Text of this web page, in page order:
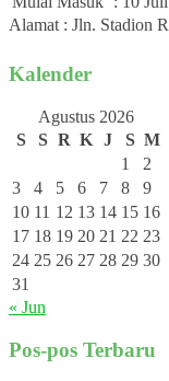
Alamat : Jln. Stadion
Kalender
Agustus 2026
S
S R K J S M
1
2
3
4 5 6 7 8
9
10 11 12 13 14 15 16
17 18 19 20 21 22 23
24 25 26 27 28 29 30
31
« Jun
Pos-pos Terbaru